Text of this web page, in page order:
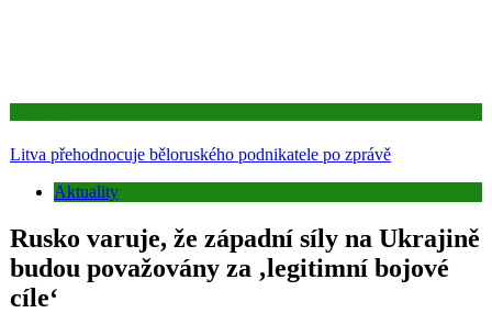
Litva přehodnocuje běloruského podnikatele po zprávě
Aktuality
Rusko varuje, že západní síly na Ukrajině
budou považovány za ‚legitimní bojové
cíle‘